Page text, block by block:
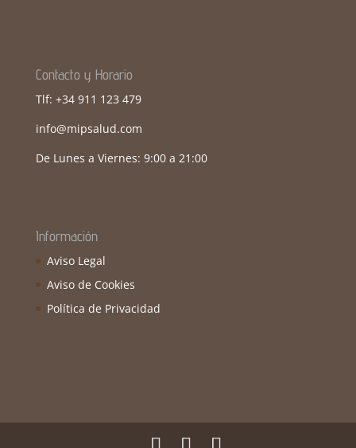
Contacto y Horario
Tlf: +34 911 123 479
info@mipsalud.com
De Lunes a Viernes: 9:00 a 21:00
Información
Aviso Legal
Aviso de Cookies
Política de Privacidad